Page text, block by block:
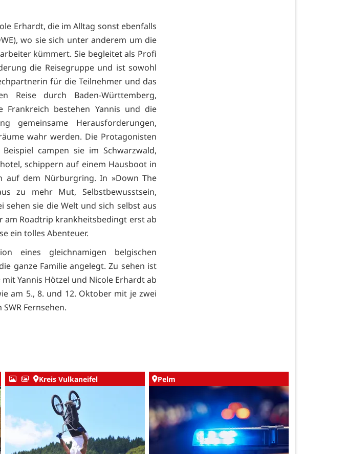
Erhardt, die im Alltag sonst ebenfalls
wo sie sich unter anderem um die
kümmert. Sie begleitet als Profi
die Reisegruppe und ist sowohl
für die Teilnehmer und das
Reise durch Baden-Württemberg,
Frankreich bestehen Yannis und die
gemeinsame Herausforderungen,
wahr werden. Die Protagonisten
campen sie im Schwarzwald,
schippern auf einem Hausboot in
auf dem Nürburgring. In »Down The
zu mehr Mut, Selbstbewusstsein,
sehen sie die Welt und sich selbst aus
am Road­trip krankheitsbedingt erst ab
ein tolles Abenteuer.
eines gleichnamigen belgischen
ganze Familie angelegt. Zu sehen ist
Yannis Hötzel und Nicole Erhardt ab
am 5., 8. und 12. Oktober mit je zwei
Fernsehen.
Kreis Vulkaneifel Pelm